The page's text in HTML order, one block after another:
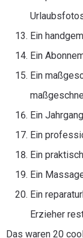
Ein
Ein
Ein
Ein
Ein
Ein
Ein
Ein
Erzieher
Das waren 20